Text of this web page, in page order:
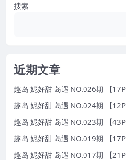
搜索
近期文章
趣岛 妮好甜 岛遇 NO.026期 【
趣岛 妮好甜 岛遇 NO.024期 【
趣岛 妮好甜 岛遇 NO.023期 【
趣岛 妮好甜 岛遇 NO.019期 【
趣岛 妮好甜 岛遇 NO.017期 【